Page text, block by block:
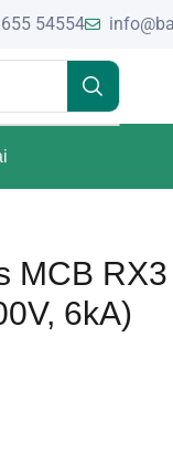
54554
MCB
6kA)